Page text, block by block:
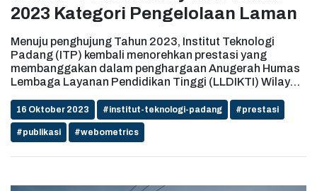
2023 Kategori Pengelolaan Laman
Menuju penghujung Tahun 2023, Institut Teknologi
Padang (ITP) kembali menorehkan prestasi yang
membanggakan dalam penghargaan Anugerah Humas
Lembaga Layanan Pendidikan Tinggi (LLDIKTI) Wilayah
Perguruan Tinggi Swasta (PTS) di Sumatera Barat
yang berhasil masuk dalam lima besar Anugerah Humas
LLDIKTI Wilayah X Tahun 2023 Kategori Pengelolaan
16 Oktober 2023 #institut-teknologi-padang #prestasi
#publikasi #webometrics